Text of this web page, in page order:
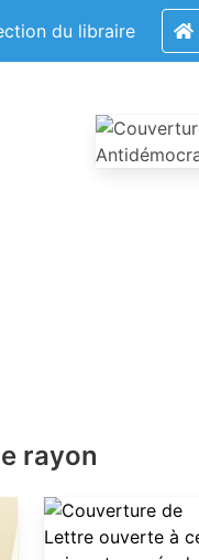
du libraire
rayon